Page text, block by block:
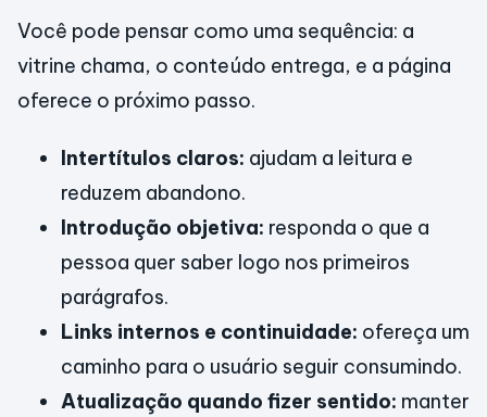
Você pode pensar como uma sequência: a
vitrine chama, o conteúdo entrega, e a página
oferece o próximo passo.
Intertítulos claros: ajudam a leitura e
reduzem abandono.
Introdução objetiva: responda o que a
pessoa quer saber logo nos primeiros
parágrafos.
Links internos e continuidade: ofereça um
caminho para o usuário seguir consumindo.
Atualização quando fizer sentido: manter